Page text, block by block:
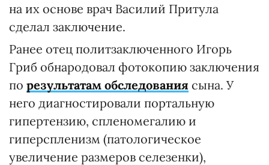
на их основе врач Василий Притула
сделал заключение.
Ранее отец политзаключенного Игорь
Гриб обнародовал фотокопию заключения
по результатам обследования сына. У
него диагностировали портальную
гипертензию, спленомегалию и
гиперспленизм (патологическое
увеличение размеров селезенки),